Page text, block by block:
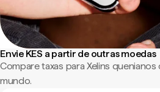
Envie KES a partir de outras moedas
Compare taxas para Xelins
mundo.